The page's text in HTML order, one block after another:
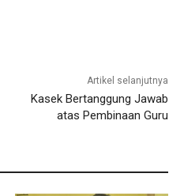
Artikel selanjutnya
Kasek Bertanggung Jawab
atas Pembinaan Guru